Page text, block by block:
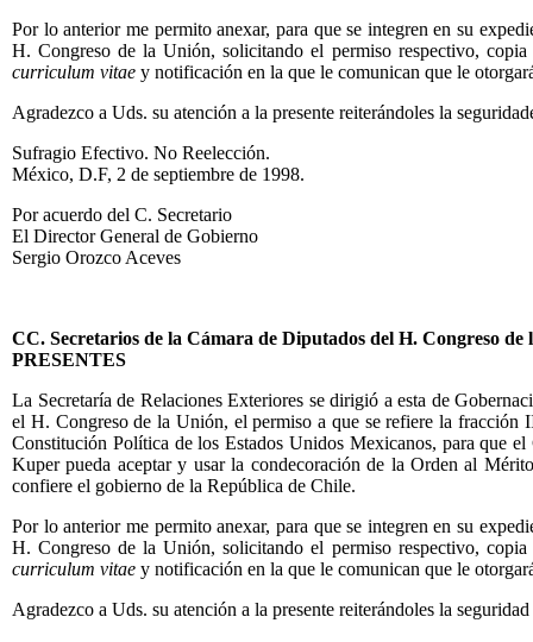
Por lo anterior me permito anexar, para que se integren en su
H. Congreso de la Unión, solicitando el permiso respectivo,
curriculum vitae y notificación en la que le comunican que le
Agradezco a Uds. su atención a la presente reiterándoles la
Sufragio Efectivo. No Reelección.
México, D.F, 2 de septiembre de 1998.
Por acuerdo del C. Secretario
El Director General de Gobierno
Sergio Orozco Aceves
CC. Secretarios de la Cámara de Diputados del H. Congreso de
PRESENTES
La Secretaría de Relaciones Exteriores se dirigió a esta de
el H. Congreso de la Unión, el permiso a que se refiere la fracción
Constitución Política de los Estados Unidos Mexicanos, para que
Kuper pueda aceptar y usar la condecoración de la Orden al
confiere el gobierno de la República de Chile.
Por lo anterior me permito anexar, para que se integren en su
H. Congreso de la Unión, solicitando el permiso respectivo,
curriculum vitae y notificación en la que le comunican que le
Agradezco a Uds. su atención a la presente reiterándoles la